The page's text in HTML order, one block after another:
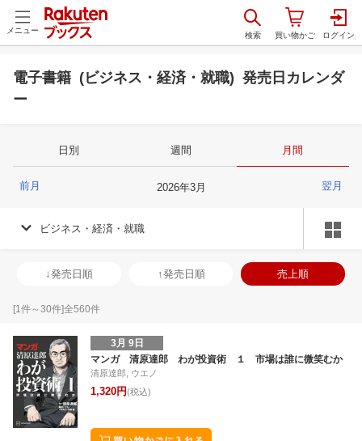
メニュー
電子書籍 (ビジネス・経済・就職) 発売日カレンダ
ー
日別 週間 月間
2026年3月
前月 翌月
ビジネス・経済・就職
↓発売日順 ↑発売日順 売上順
[1件～30件]全560件
3月 9日
マンガ 清原達郎 わが投資術 １ 市場は誰に微笑むか
清原達郎, ウエノ
1,320円(税込)